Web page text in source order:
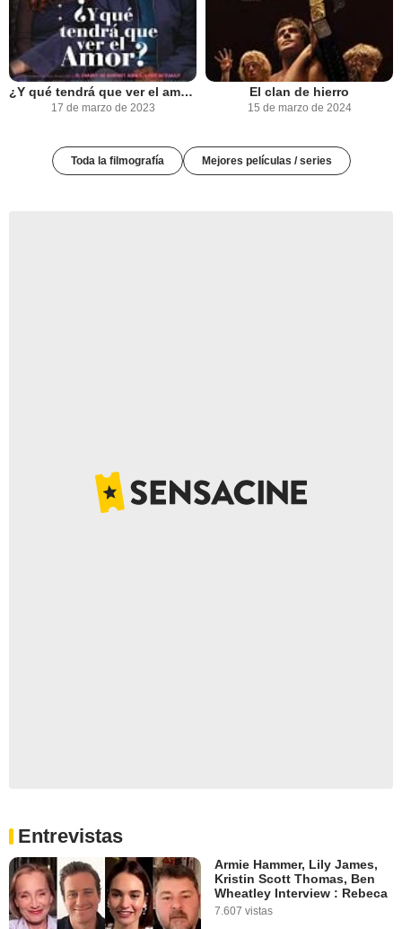
¿Y qué tendrá que ver el amor?
17 de marzo de 2023
El clan de hierro
15 de marzo de 2024
Toda la filmografía Mejores películas / series
Entrevistas
Armie Hammer, Lily James,
Kristin Scott Thomas, Ben
Wheatley Interview : Rebeca
7.607 vistas